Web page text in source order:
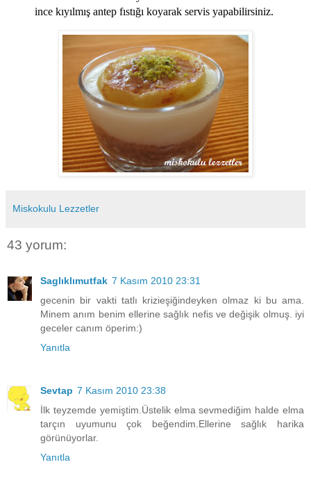
ince kıyılmış antep fıstığı koyarak servis yapabilirsiniz.
Miskokulu Lezzetler
43 yorum:
Saglıklımutfak 7 Kasım 2010 23:31
gecenin bir vakti tatlı krizieşiğindeyken olmaz ki bu ama.
Minem anım benim ellerine sağlık nefis ve değişik olmuş. iyi
geceler canım öperim:)
Yanıtla
Sevtap 7 Kasım 2010 23:38
İlk teyzemde yemiştim.Üstelik elma sevmediğim halde elma
tarçın uyumunu çok beğendim.Ellerine sağlık harika
görünüyorlar.
Yanıtla